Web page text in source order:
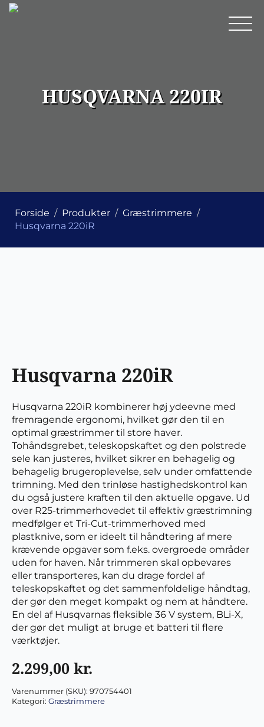
HUSQVARNA 220IR
Forside Produkter
Græstrimmere
Husqvarna 220iR
Husqvarna 220iR
Husqvarna 220iR kombinerer høj ydeevne med
fremragende ergonomi, hvilket gør den til en
optimal græstrimmer til store haver.
Tohåndsgrebet, teleskopskaftet og den polstrede
sele kan justeres, hvilket sikrer en behagelig og
behagelig brugeroplevelse, selv under omfattende
trimning. Med den trinløse hastighedskontrol kan
du også justere kraften til den aktuelle opgave. Ud
over R25-trimmerhovedet til effektiv græstrimning
medfølger et Tri-Cut-trimmerhoved med
plastknive, som er ideelt til håndtering af mere
krævende opgaver som f.eks. overgroede områder
uden for haven. Når trimmeren skal opbevares
eller transporteres, kan du drage fordel af
teleskopskaftet og det sammenfoldelige håndtag,
der gør den meget kompakt og nem at håndtere.
En del af Husqvarnas fleksible 36 V system, BLi-X,
der gør det muligt at bruge et batteri til flere
værktøjer.
2.299,00 kr.
Varenummer (SKU): 970754401
Kategori: Græstrimmere